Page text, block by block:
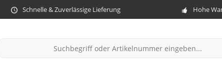
Schnelle & Zuverlässige Lieferung Hohe